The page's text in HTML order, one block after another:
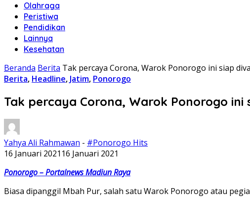
Olahraga
Peristiwa
Pendidikan
Lainnya
Kesehatan
Beranda Berita Tak percaya Corona, Warok Ponorogo ini siap
Berita, Headline, Jatim, Ponorogo
Tak percaya Corona, Warok Ponorogo
Yahya Ali Rahmawan - #Ponorogo Hits
16 Januari 2021 16 Januari 2021
Ponorogo – Portalnews Madiun Raya
Biasa dipanggil Mbah Pur, salah satu Warok Ponorogo atau